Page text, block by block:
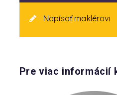
Napísať maklérovi
Pre viac informácií